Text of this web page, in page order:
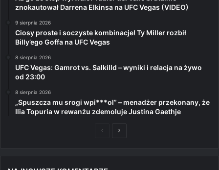
znokautował Darrena Elkinsa na UFC Vegas (VIDEO)
9 sierpnia 2026
Ciosy proste i soczyste kombinacje! Ty Miller rozbił
Billy’ego Goffa na UFC Vegas
8 sierpnia 2026
UFC Vegas: Gamrot vs. Salkilld – wyniki i relacja na żywo
od 23:00
8 sierpnia 2026
„Spuszcza mu srogi wpi***ol” – menadżer przekonany, że
Ilia Topuria w rewanżu zdemoluje Justina Gaethje
PoprzedniaNastępna